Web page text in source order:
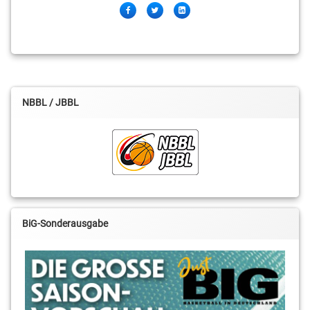
FacebookTwitterLinkedIn
NBBL / JBBL
BiG-Sonderausgabe